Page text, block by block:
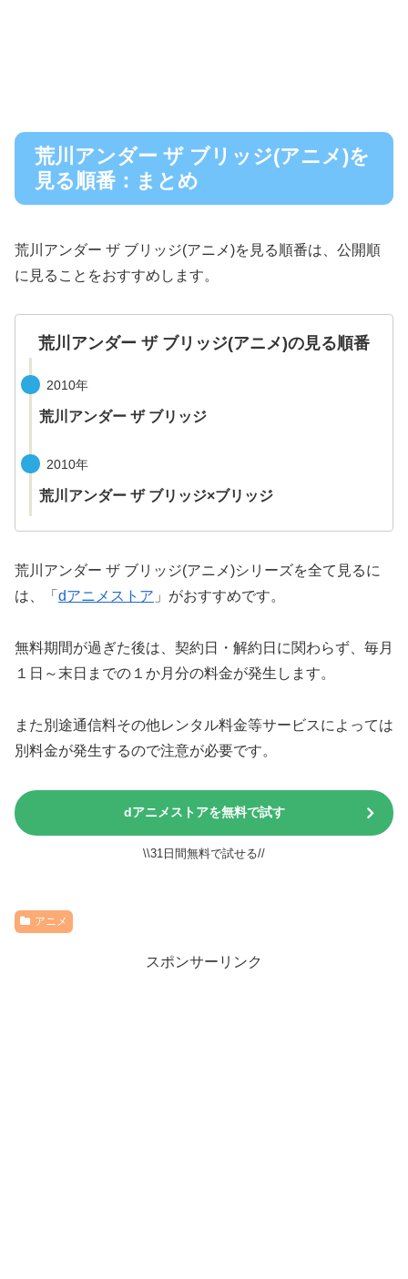
荒川アンダー ザ ブリッジ(アニメ)を
見る順番：まとめ
荒川アンダー ザ ブリッジ(アニメ)を見る順番は、公開順
に見ることをおすすめします。
荒川アンダー ザ ブリッジ(アニメ)の見る順番
2010年
荒川アンダー ザ ブリッジ
2010年
荒川アンダー ザ ブリッジ×ブリッジ
荒川アンダー ザ ブリッジ(アニメ)シリーズを全て見るに
は、「 dアニメストア 」がおすすめです。
無料期間が過ぎた後は、契約日・解約日に関わらず、毎月
１日～末日までの１か月分の料金が発生します。
また別途通信料その他レンタル料金等サービスによっては
別料金が発生するので注意が必要です。
dアニメストアを無料で試す
\\31日間無料で試せる//
アニメ
スポンサーリンク